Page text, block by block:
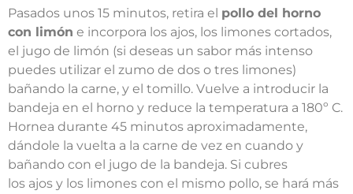
Pasados unos 15 minutos, retira el pollo del horno
con limón e incorpora los ajos, los limones cortados,
el jugo de limón (si deseas un sabor más intenso
puedes utilizar el zumo de dos o tres limones)
bañando la carne, y el tomillo. Vuelve a introducir la
bandeja en el horno y reduce la temperatura a 180º C.
Hornea durante 45 minutos aproximadamente,
dándole la vuelta a la carne de vez en cuando y
bañando con el jugo de la bandeja. Si cubres
los ajos y los limones con el mismo pollo, se hará más